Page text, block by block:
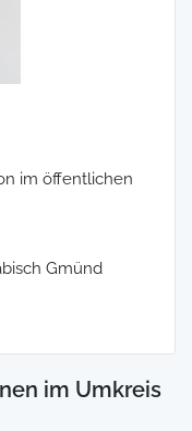
im öffentlichen
Gmünd
im Umkreis